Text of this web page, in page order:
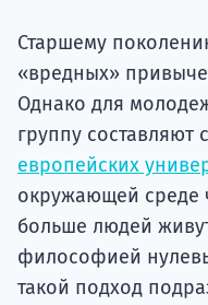
Старшему
«вредных»
Однако для
группу составляют
европейских
окружающей среде
больше людей
философией
такой подход